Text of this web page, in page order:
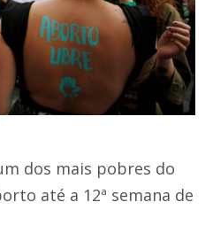
dos mais pobres do
até a 12ª semana de